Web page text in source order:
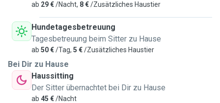
ab 29 €/Nacht, 8 €/Zusätzliches Haustier
Hundetagesbetreuung
Tagesbetreuung beim Sitter zu Hause
ab 50 €/Tag, 5 €/Zusätzliches Haustier
Bei Dir zu Hause
Haussitting
Der Sitter übernachtet bei Dir zu Hause
ab 45 €/Nacht